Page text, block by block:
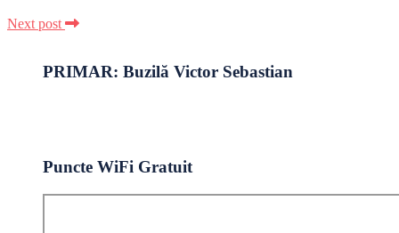
Next post
PRIMAR: Buzilă Victor Sebastian
Puncte WiFi Gratuit